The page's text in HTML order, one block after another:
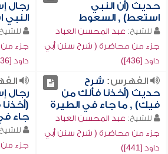
حديث (أن النبي
استعط) , السعوط
للشيخ: عبد المحسن العباد
جزء من محاضرة ( شرح سنن أبي
داود [436])
رجال
جزء
داود [436])
الفهرس: شرح
حديث (أخذنا فألك من
فيك) , ما جاء في الطيرة
للشيخ: عبد المحسن العباد
جزء من محاضرة ( شرح سنن أبي
داود [441])
رجال
جاء
جزء